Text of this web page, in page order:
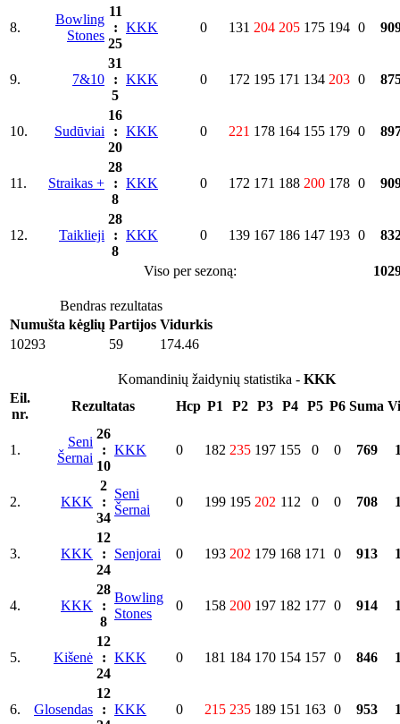
8.
Bowling
Stones
11
:
25
KKK 0 131 204 205 175 194 0
9. 7&10
31
:
5
KKK 0 172 195 171 134 203 0
10. Sudūviai
16
:
20
KKK 0 221 178 164 155 179 0
11. Straikas +
28
:
8
KKK 0 172 171 188 200 178 0
12. Taiklieji
28
:
8
KKK 0 139 167 186 147 193 0
Viso per sezoną:
Bendras rezultatas
Numušta kėglių Partijos Vidurkis
10293
59 174.46
Komandinių žaidynių statistika - KKK
Eil.
nr.
Rezultatas Hcp P1 P2 P3 P4 P5 P6 Suma
1.
Seni
Šernai
26
:
10
KKK 0 182 235 197 155 0 0 769
2. KKK
2
:
34
Seni
Šernai
0 199 195 202 112 0 0 708
3. KKK
12
:
24
Senjorai 0 193 202 179 168 171 0 913
4. KKK
28
:
8
Bowling
Stones
0 158 200 197 182 177 0 914
5. Kišenė
12
:
24
KKK 0 181 184 170 154 157 0 846
6. Glosendas
12
: KKK 0 215 235 189 151 163 0 953